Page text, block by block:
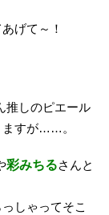
げて～！
推しのピエール
ますが……。
彩みちるさんと
しゃってそこ